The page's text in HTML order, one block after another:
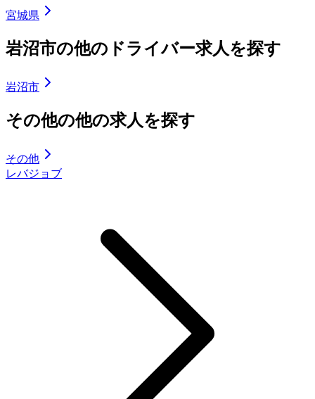
宮城県
岩沼市の他のドライバー求人を探す
岩沼市
その他の他の求人を探す
その他
レバジョブ